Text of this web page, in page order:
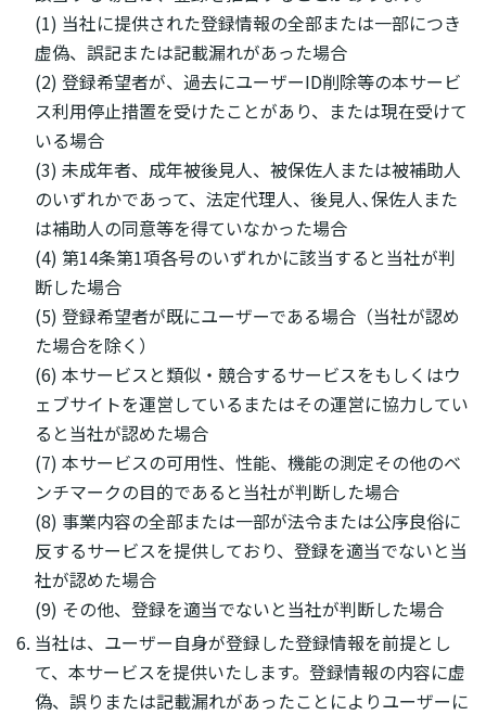
(1) 当社に提供された登録情報の全部または一部につき
虚偽、誤記または記載漏れがあった場合
(2) 登録希望者が、過去にユーザーID削除等の本サービ
ス利用停止措置を受けたことがあり、または現在受けて
いる場合
(3) 未成年者、成年被後見人、被保佐人または被補助人
のいずれかであって、法定代理人、後見人､保佐人また
は補助人の同意等を得ていなかった場合
(4) 第14条第1項各号のいずれかに該当すると当社が判
断した場合
(5) 登録希望者が既にユーザーである場合（当社が認め
た場合を除く）
(6) 本サービスと類似・競合するサービスをもしくはウ
ェブサイトを運営しているまたはその運営に協力してい
ると当社が認めた場合
(7) 本サービスの可用性、性能、機能の測定その他のベ
ンチマークの目的であると当社が判断した場合
(8) 事業内容の全部または一部が法令または公序良俗に
反するサービスを提供しており、登録を適当でないと当
社が認めた場合
(9) その他、登録を適当でないと当社が判断した場合
当社は、ユーザー自身が登録した登録情報を前提とし
て、本サービスを提供いたします。登録情報の内容に虚
偽、誤りまたは記載漏れがあったことによりユーザーに